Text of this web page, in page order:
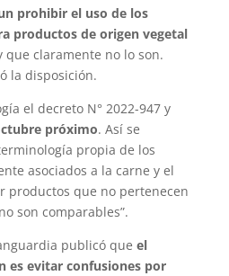
prohibir el uso de los
productos de origen vegetal
claramente no lo son.
la disposición.
el decreto N° 2022-947 y
próximo. Así se
propia de los
asociados a la carne y el
productos que no pertenecen
son comparables”.
publicó que el
es evitar confusiones por